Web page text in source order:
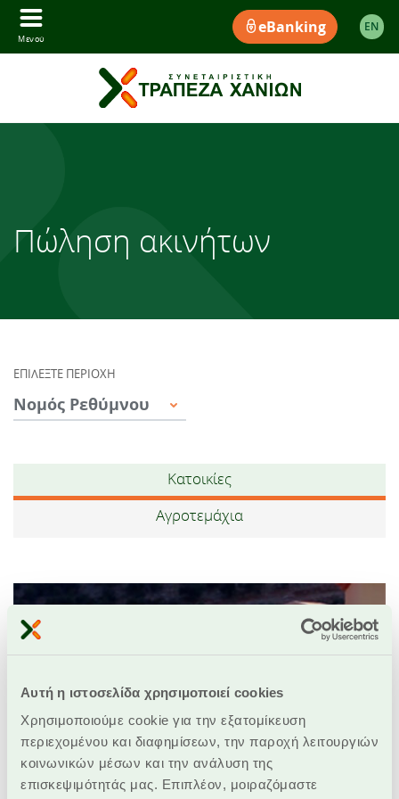
Αυτή η ιστοσελίδα χρησιμοποιεί cookies
Χρησιμοποιούμε cookie για την εξατομίκευση
περιεχομένου και διαφημίσεων, την παροχή λειτουργιών
κοινωνικών μέσων και την ανάλυση της
επισκεψιμότητάς μας. Επιπλέον, μοιραζόμαστε
Μενού
eBanking EΝ
Πώληση ακινήτων
ΕΠΙΛΕΞΤΕ ΠΕΡΙΟΧΗ
Νομός Ρεθύμνου
Κατοικίες
Αγροτεμάχια